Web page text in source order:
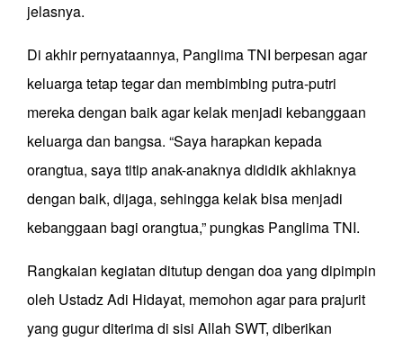
jelasnya.
Di akhir pernyataannya, Panglima TNI berpesan agar
keluarga tetap tegar dan membimbing putra-putri
mereka dengan baik agar kelak menjadi kebanggaan
keluarga dan bangsa. “Saya harapkan kepada
orangtua, saya titip anak-anaknya dididik akhlaknya
dengan baik, dijaga, sehingga kelak bisa menjadi
kebanggaan bagi orangtua,” pungkas Panglima TNI.
Rangkaian kegiatan ditutup dengan doa yang dipimpin
oleh Ustadz Adi Hidayat, memohon agar para prajurit
yang gugur diterima di sisi Allah SWT, diberikan